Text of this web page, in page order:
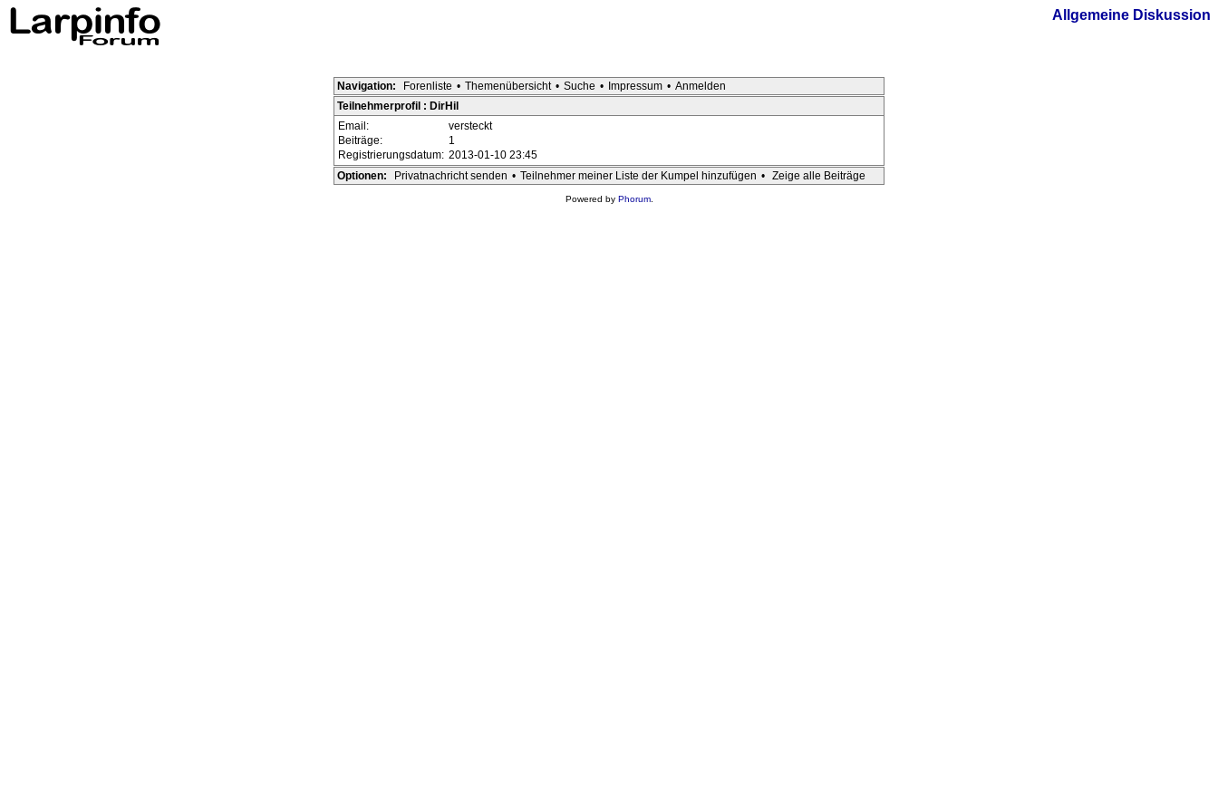
Allgemeine Diskussion
Navigation: Forenliste • Themenübersicht • Suche • Impressum • Anmelden
Teilnehmerprofil : DirHil
Email:
versteckt
Beiträge:
1
Registrierungsdatum: 2013-01-10 23:45
Optionen:
Privatnachricht senden • Teilnehmer meiner Liste der Kumpel hinzufügen • Zeige alle Beiträge
Powered by Phorum.